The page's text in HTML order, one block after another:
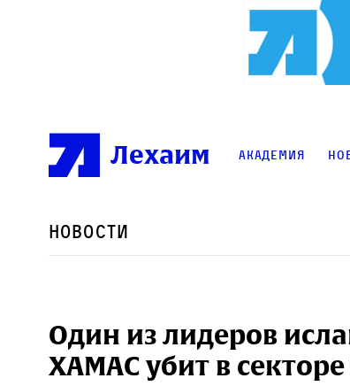
Лехаим Академия
Новости
Один из лидеров
ХАМАС убит в секторе